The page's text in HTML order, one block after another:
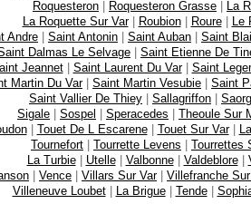
Roquesteron | Roquesteron Grasse | La
La Roquette Sur Var| Roubion| Roure| Le
Andre | Saint Antonin | Saint Auban | Saint
Dalmas Le Selvage | Saint Etienne De
Jeannet| Saint Laurent Du Var| Saint Leger
Martin Du Var| Saint Martin Vesubie | Saint
Saint Vallier De Thiey | Sallagriffon |
Sigale | Sospel | Speracedes | Theoule Sur
| Touet De L Escarene| Touet Sur Var|
Tournefort | Tourrette Levens | Tourrettes
La Turbie| Utelle| Valbonne| Valdeblore|
| Vence | Villars Sur Var| Villefranche
Villeneuve Loubet| La Brigue| Tende|